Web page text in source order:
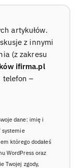
artykułów.
z innymi
(z zakresu
ifirma.pl
telefon –
dane: imię i
systemie
którego dodałeś
WordPress oraz
Twojej zgody,